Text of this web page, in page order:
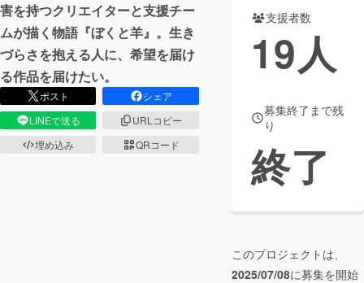
害を持つクリエイターと支援チー
ムが描く物語『ぼくと羊』。生き
づらさを抱える人に、希望を届け
る作品を届けたい。
ポスト
シェア
LINEで送る
URLコピー
埋め込み
QRコード
支援者数
19人
募集終了まで残
り
終了
このプロジェクトは、
2025/07/08に募集を開始